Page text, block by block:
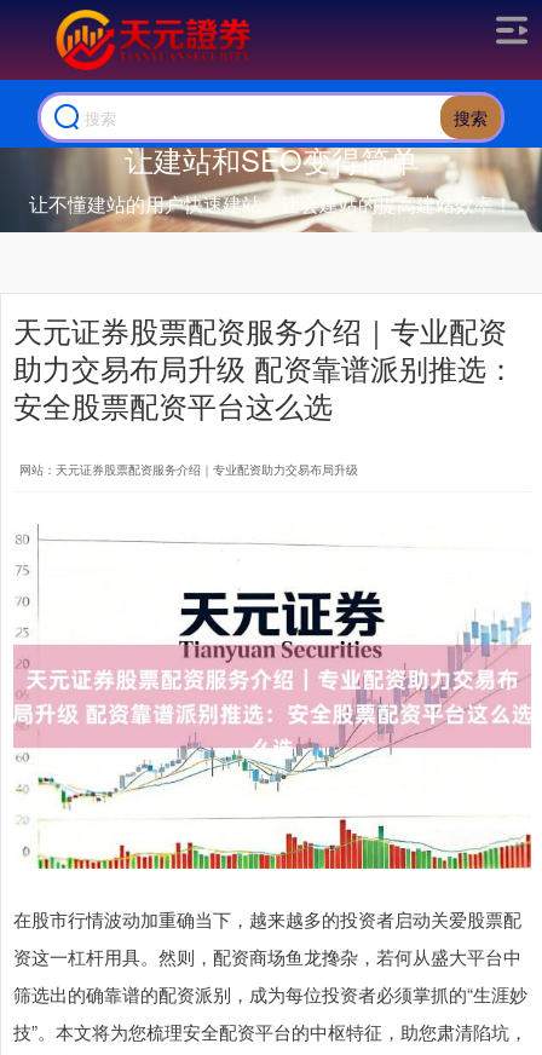
搜索
让建站和SEO变得简单
让不懂建站的用户快速建站，让会建站的提高建站效率！
天元证券股票配资服务介绍｜专业配资
助力交易布局升级 配资靠谱派别推选：
安全股票配资平台这么选
网站：天元证券股票配资服务介绍｜专业配资助力交易布局升级
在股市行情波动加重确当下，越来越多的投资者启动关爱股票配
资这一杠杆用具。然则，配资商场鱼龙搀杂，若何从盛大平台中
筛选出的确靠谱的配资派别，成为每位投资者必须掌抓的“生涯妙
技”。本文将为您梳理安全配资平台的中枢特征，助您肃清陷坑，